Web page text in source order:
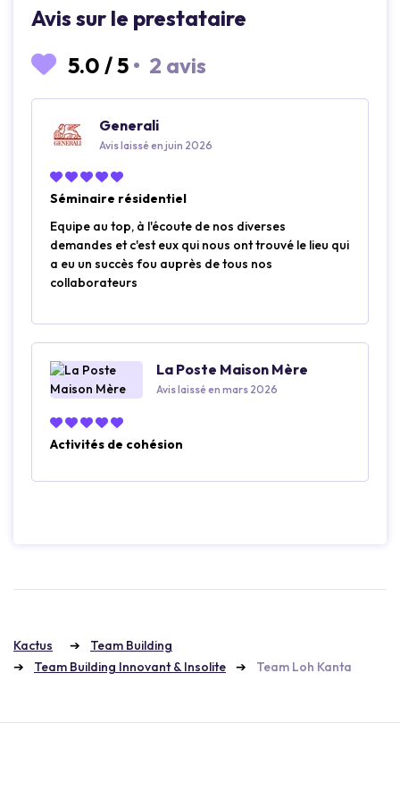
Avis sur le prestataire
5.0 /5 • 2 avis
Generali
Avis laissé en juin 2026
Séminaire résidentiel
Equipe au top, à l'écoute de nos diverses
demandes et c'est eux qui nous ont trouvé le lieu qui
a eu un succès fou auprès de tous nos
collaborateurs
La Poste Maison Mère
Avis laissé en mars 2026
Activités de cohésion
Kactus
Team Building
Team Building Innovant & Insolite
Team Loh Kanta